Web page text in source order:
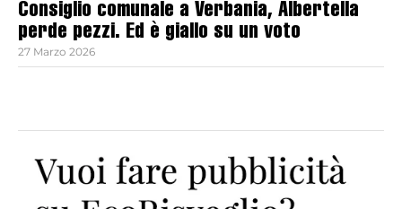
Consiglio comunale a Verbania, Albertella
perde pezzi. Ed è giallo su un voto
27 Marzo 2026